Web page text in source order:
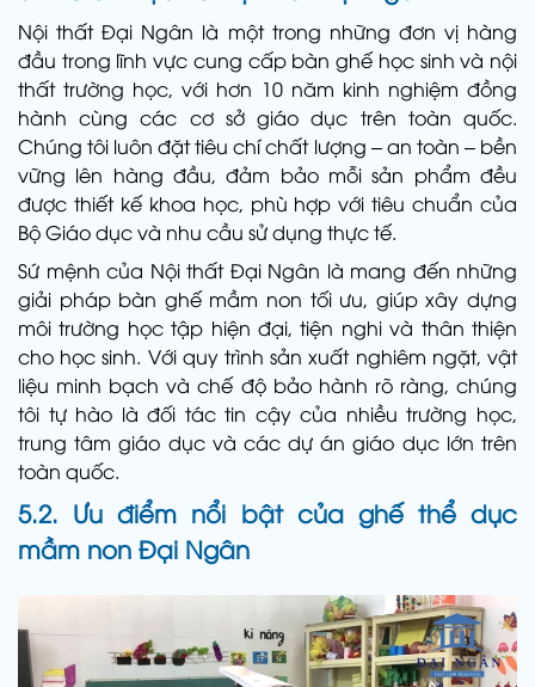
Nội thất Đại Ngân là một trong những đơn vị hàng
đầu trong lĩnh vực cung cấp bàn ghế học sinh và nội
thất trường học, với hơn 10 năm kinh nghiệm đồng
hành cùng các cơ sở giáo dục trên toàn quốc.
Chúng tôi luôn đặt tiêu chí chất lượng – an toàn – bền
vững lên hàng đầu, đảm bảo mỗi sản phẩm đều
được thiết kế khoa học, phù hợp với tiêu chuẩn của
Bộ Giáo dục và nhu cầu sử dụng thực tế.
Sứ mệnh của Nội thất Đại Ngân là mang đến những
giải pháp bàn ghế mầm non tối ưu, giúp xây dựng
môi trường học tập hiện đại, tiện nghi và thân thiện
cho học sinh. Với quy trình sản xuất nghiêm ngặt, vật
liệu minh bạch và chế độ bảo hành rõ ràng, chúng
tôi tự hào là đối tác tin cậy của nhiều trường học,
trung tâm giáo dục và các dự án giáo dục lớn trên
toàn quốc.
5.2. Ưu điểm nổi bật của ghế thể dục
mầm non Đại Ngân